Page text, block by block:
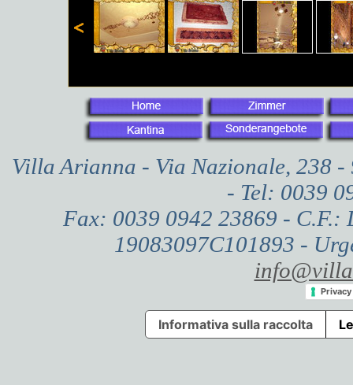
Villa Arianna - Via Nazionale, 238
- Tel: 0039
Fax: 0039 0942 23869 - C.F.:
19083097C101893 -
Informativa sulla raccolta